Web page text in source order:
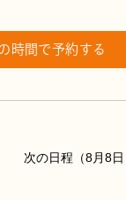
時間で予約する
8月8日